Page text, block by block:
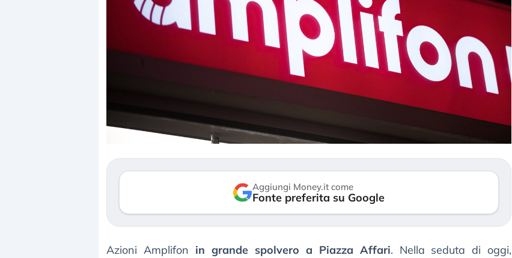
Aggiungi Money.it come
Fonte preferita su Google
Azioni Amplifon in grande spolvero a Piazza Affari. Nella seduta di oggi,
Dalle valutazioni estreme alla
correzione. Cosa sta guidando il
repricing degli asset?
3 agosto 2026
«La mia vita è rovinata». Investitori
della bolla AI
Kospi, mentre gli investitori retail (…)
30 luglio 2026